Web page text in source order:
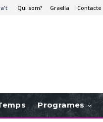
Qui som? Graella Contacte
Programes